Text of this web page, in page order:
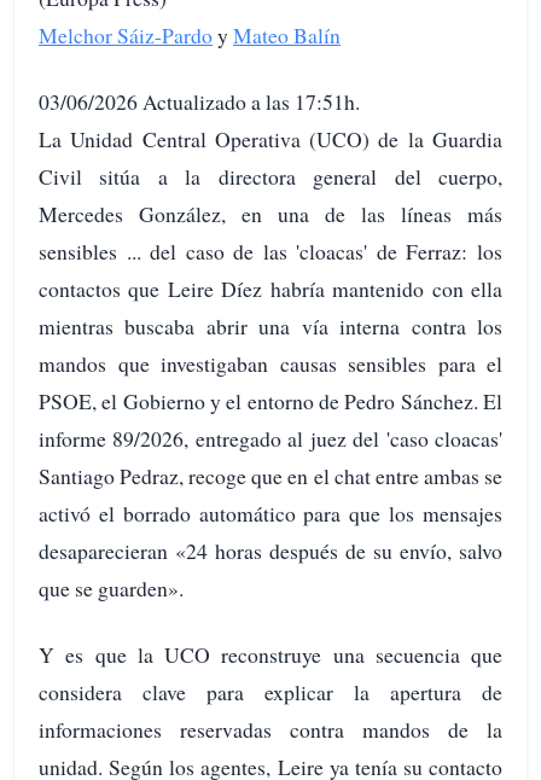
Melchor Sáiz-PardoyMateo Balín
03/06/2026 Actualizado a las 17:51h.
La Unidad Central Operativa (UCO) de la Guardia
Civil sitúa a la directora general del cuerpo,
Mercedes González, en una de las líneas más
sensibles ... del caso de las 'cloacas' de Ferraz: los
contactos que Leire Díez habría mantenido con ella
mientras buscaba abrir una vía interna contra los
mandos que investigaban causas sensibles para el
PSOE, el Gobierno y el entorno de Pedro Sánchez. El
informe 89/2026, entregado al juez del 'caso cloacas'
Santiago Pedraz, recoge que en el chat entre ambas se
activó el borrado automático para que los mensajes
desaparecieran «24 horas después de su envío, salvo
que se guarden».
Y es que la UCO reconstruye una secuencia que
considera clave para explicar la apertura de
informaciones reservadas contra mandos de la
unidad. Según los agentes, Leire ya tenía su contacto